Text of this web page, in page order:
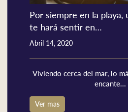
Por siempre en la playa,
te hará sentir en…
Abril 14, 2020
Viviendo cerca del mar, lo
encante...
Ver mas